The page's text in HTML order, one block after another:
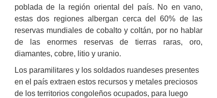
poblada de la región oriental del país. No en vano,
estas dos regiones albergan cerca del 60% de las
reservas mundiales de cobalto y coltán, por no hablar
de las enormes reservas de tierras raras, oro,
diamantes, cobre, litio y uranio.
Los paramilitares y los soldados ruandeses presentes
en el país extraen estos recursos y metales preciosos
de los territorios congoleños ocupados, para luego